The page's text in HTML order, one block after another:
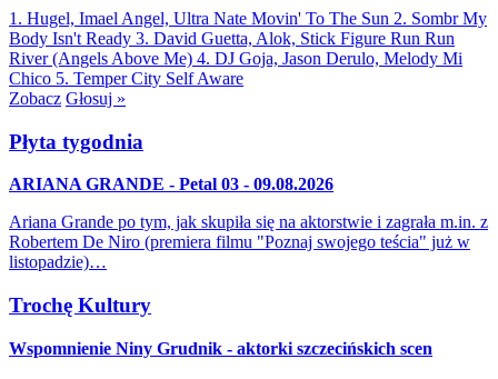
1. Hugel, Imael Angel, Ultra Nate Movin' To The Sun 2. Sombr My
Body Isn't Ready 3. David Guetta, Alok, Stick Figure Run Run
River (Angels Above Me) 4. DJ Goja, Jason Derulo, Melody Mi
Chico 5. Temper City Self Aware
Zobacz Głosuj »
Płyta tygodnia
ARIANA GRANDE - Petal 03 - 09.08.2026
Ariana Grande po tym, jak skupiła się na aktorstwie i zagrała m.in. z
Robertem De Niro (premiera filmu "Poznaj swojego teścia" już w
listopadzie)…
Trochę Kultury
Wspomnienie Niny Grudnik - aktorki szczecińskich scen